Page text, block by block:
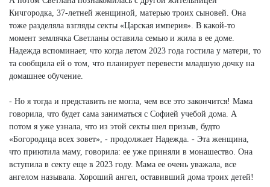
Кичгородка, 37-летней женщиной, матерью троих сыновей. Она
тоже разделяла взгляды секты «Царская империя». В какой-то
момент землячка Светланы оставила семью и жила в ее доме.
Надежда вспоминает, что когда летом 2023 года гостила у матери, то
та сообщила ей о том, что планирует перевести младшую дочку на
домашнее обучение.
- Но я тогда и представить не могла, чем все это закончится! Мама
говорила, что будет сама заниматься с Софией учебой дома. А
потом я уже узнала, что из этой секты шел призыв, будто
«Богородица всех зовет», - продолжает Надежда. - Эта женщина,
что приютила маму, говорила: ее уже приняли в монашество. Она
вступила в секту еще в 2023 году. Мама ее очень уважала, все
ангелом называла. Хороший ангел, оставивший дома троих детей!